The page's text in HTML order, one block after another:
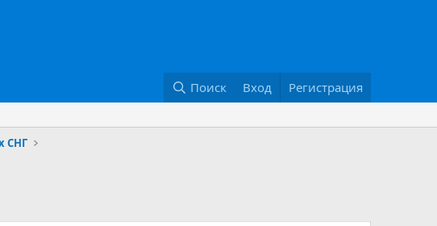
Поиск Вход Регистрация
СНГ